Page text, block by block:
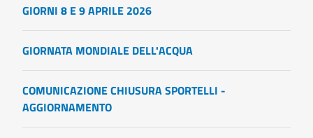
GIORNI 8 E 9 APRILE 2026
GIORNATA MONDIALE DELL'ACQUA
COMUNICAZIONE CHIUSURA SPORTELLI -
AGGIORNAMENTO